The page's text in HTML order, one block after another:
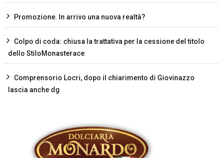
Promozione. In arrivo una nuova realtà?
Colpo di coda: chiusa la trattativa per la cessione del titolo
dello StiloMonasterace
Comprensorio Locri, dopo il chiarimento di Giovinazzo
lascia anche dg